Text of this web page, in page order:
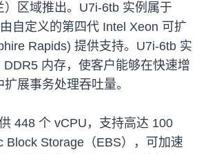
）区域推出。U7i-6tb 实例属于
自定义的第四代 Intel Xeon 可扩
Rapids) 提供支持。U7i-6tb 实
内存，使客户能够在快速增
展事务处理吞吐量。
448 个 vCPU，支持高达 100
Block Storage（EBS），可加速